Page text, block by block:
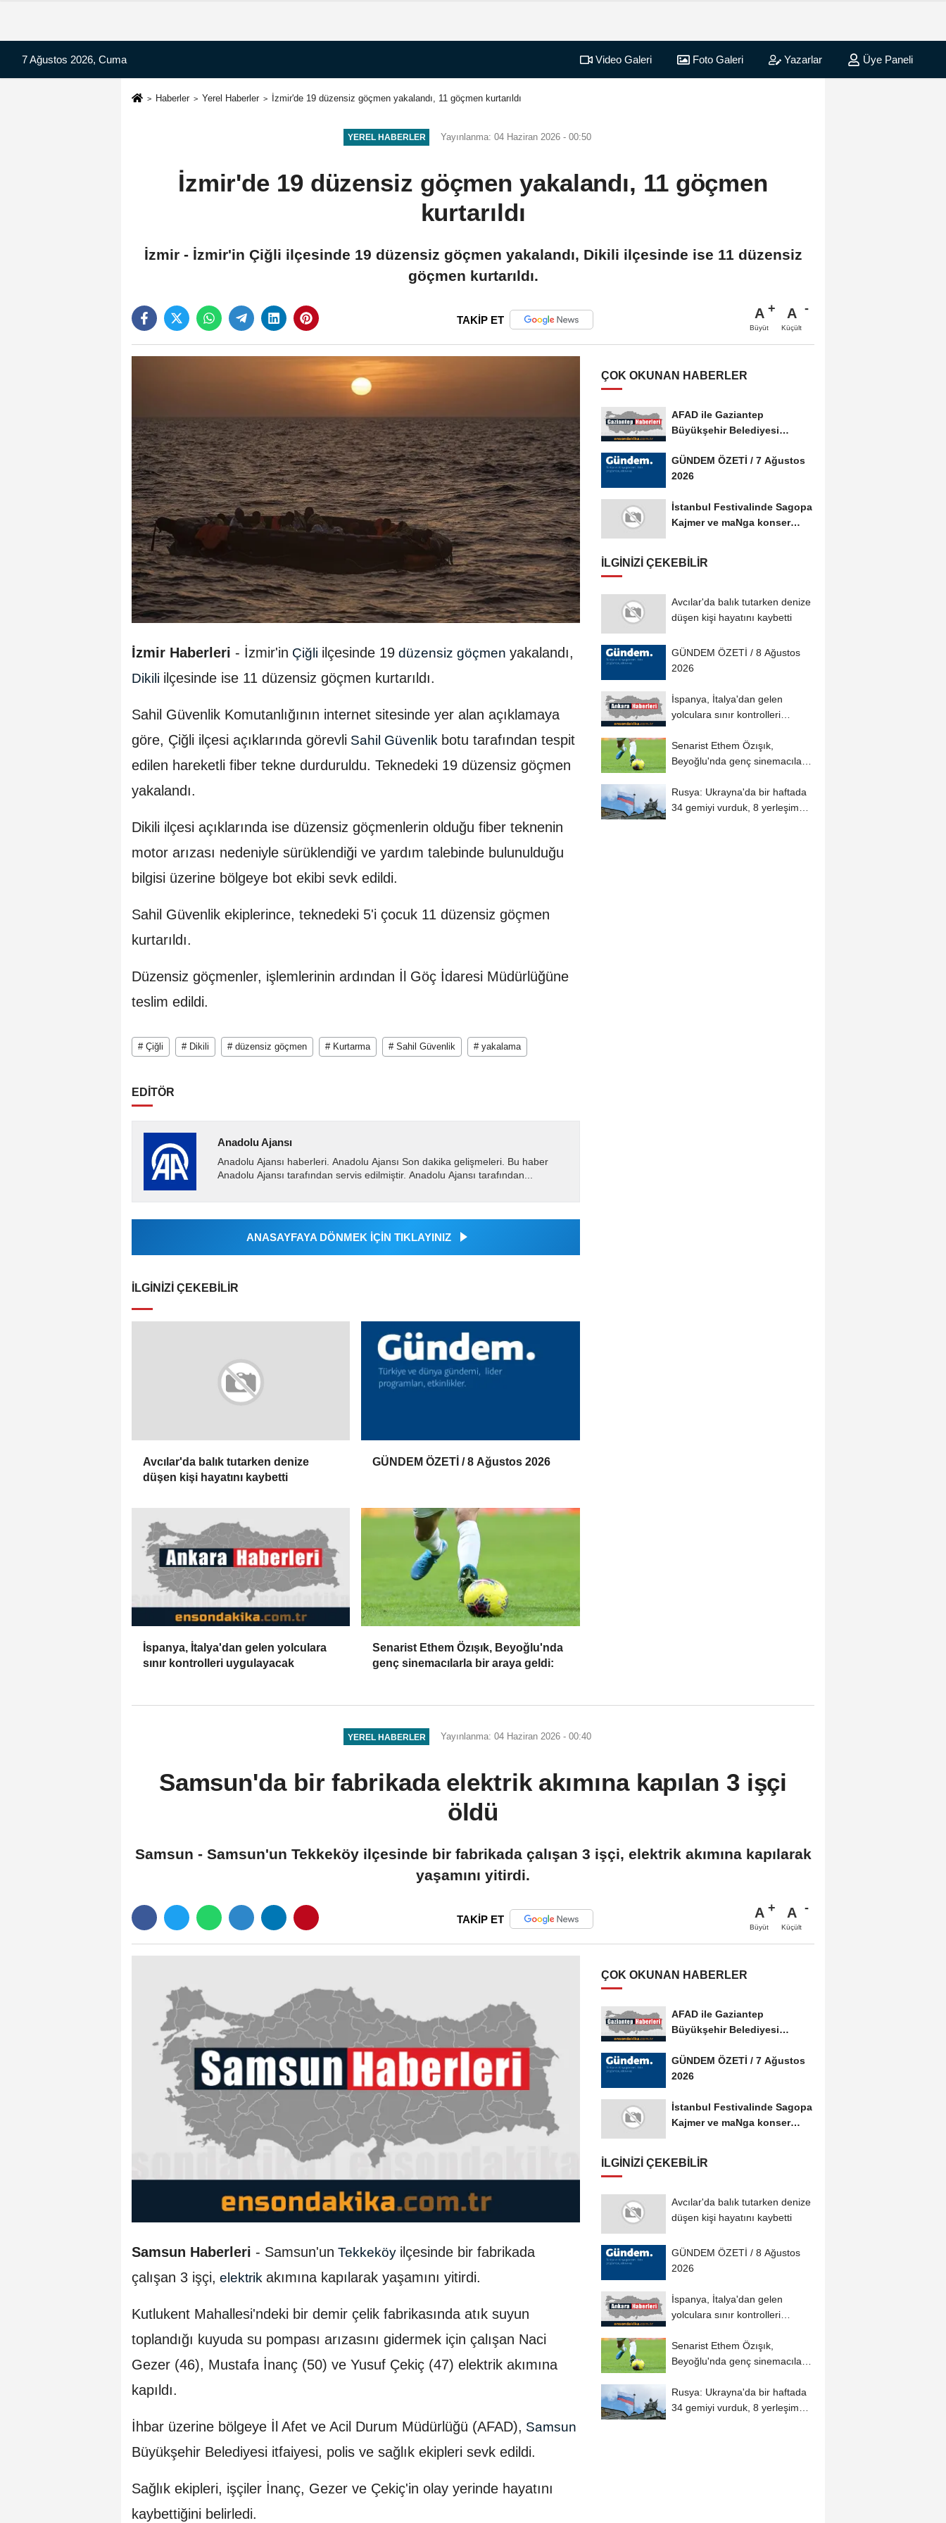
7 Ağustos 2026, Cuma Video Galeri Foto Galeri Yazarlar Üye Paneli
Haberler Yerel Haberler İzmir'de 19 düzensiz göçmen yakalandı, 11 göçmen kurtarıldı
YEREL HABERLER Yayınlanma: 04 Haziran 2026 - 00:50
İzmir'de 19 düzensiz göçmen yakalandı, 11 göçmen
kurtarıldı
İzmir - İzmir'in Çiğli ilçesinde 19 düzensiz göçmen yakalandı, Dikili ilçesinde ise 11 düzensiz
göçmen kurtarıldı.
TAKİP ET A
Büyüt
A
Küçült
İzmir Haberleri - İzmir'in Çiğli ilçesinde 19 düzensiz göçmen yakalandı,
Dikili ilçesinde ise 11 düzensiz göçmen kurtarıldı.
Sahil Güvenlik Komutanlığının internet sitesinde yer alan açıklamaya
göre, Çiğli ilçesi açıklarında görevli Sahil Güvenlik botu tarafından tespit
edilen hareketli fiber tekne durduruldu. Teknedeki 19 düzensiz göçmen
yakalandı.
Dikili ilçesi açıklarında ise düzensiz göçmenlerin olduğu fiber teknenin
motor arızası nedeniyle sürüklendiği ve yardım talebinde bulunulduğu
bilgisi üzerine bölgeye bot ekibi sevk edildi.
Sahil Güvenlik ekiplerince, teknedeki 5'i çocuk 11 düzensiz göçmen
kurtarıldı.
Düzensiz göçmenler, işlemlerinin ardından İl Göç İdaresi Müdürlüğüne
teslim edildi.
# Çiğli # Dikili # düzensiz göçmen # Kurtarma # Sahil Güvenlik # yakalama
EDİTÖR
Anadolu Ajansı
Anadolu Ajansı haberleri. Anadolu Ajansı Son dakika gelişmeleri. Bu haber
Anadolu Ajansı tarafından servis edilmiştir. Anadolu Ajansı tarafından...
ANASAYFAYA DÖNMEK İÇİN TIKLAYINIZ
İLGINIZI ÇEKEBILIR
Avcılar'da balık tutarken denize
düşen kişi hayatını kaybetti
GÜNDEM ÖZETİ / 8 Ağustos 2026
İspanya, İtalya'dan gelen yolculara
sınır kontrolleri uygulayacak
Senarist Ethem Özışık, Beyoğlu'nda
genç sinemacılarla bir araya geldi:
ÇOK OKUNAN HABERLER
AFAD ile Gaziantep
Büyükşehir Belediyesi
GÜNDEM ÖZETİ / 7 Ağustos
2026
İstanbul Festivalinde Sagopa
Kajmer ve maNga konser
İLGINIZI ÇEKEBILIR
Avcılar'da balık tutarken denize
düşen kişi hayatını kaybetti
GÜNDEM ÖZETİ / 8 Ağustos
2026
İspanya, İtalya'dan gelen
yolculara sınır kontrolleri
Senarist Ethem Özışık,
Beyoğlu'nda genç sinemacılarla
Rusya: Ukrayna'da bir haftada
34 gemiyi vurduk, 8 yerleşim
YEREL HABERLER Yayınlanma: 04 Haziran 2026 - 00:40
Samsun'da bir fabrikada elektrik akımına kapılan 3 işçi
öldü
Samsun - Samsun'un Tekkeköy ilçesinde bir fabrikada çalışan 3 işçi, elektrik akımına kapılarak
yaşamını yitirdi.
TAKİP ET A
Büyüt
A
Küçült
Samsun Haberleri - Samsun'un Tekkeköy ilçesinde bir fabrikada
çalışan 3 işçi, elektrik akımına kapılarak yaşamını yitirdi.
Kutlukent Mahallesi'ndeki bir demir çelik fabrikasında atık suyun
toplandığı kuyuda su pompası arızasını gidermek için çalışan Naci
Gezer (46), Mustafa İnanç (50) ve Yusuf Çekiç (47) elektrik akımına
kapıldı.
İhbar üzerine bölgeye İl Afet ve Acil Durum Müdürlüğü (AFAD), Samsun
Büyükşehir Belediyesi itfaiyesi, polis ve sağlık ekipleri sevk edildi.
Sağlık ekipleri, işçiler İnanç, Gezer ve Çekiç'in olay yerinde hayatını
kaybettiğini belirledi.
ÇOK OKUNAN HABERLER
AFAD ile Gaziantep
Büyükşehir Belediyesi
GÜNDEM ÖZETİ / 7 Ağustos
2026
İstanbul Festivalinde Sagopa
Kajmer ve maNga konser
İLGINIZI ÇEKEBILIR
Avcılar'da balık tutarken denize
düşen kişi hayatını kaybetti
GÜNDEM ÖZETİ / 8 Ağustos
2026
İspanya, İtalya'dan gelen
yolculara sınır kontrolleri
Senarist Ethem Özışık,
Beyoğlu'nda genç sinemacılarla
Rusya: Ukrayna'da bir haftada
34 gemiyi vurduk, 8 yerleşim